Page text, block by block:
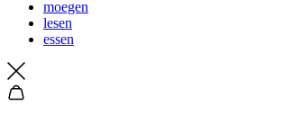
moegen
lesen
essen